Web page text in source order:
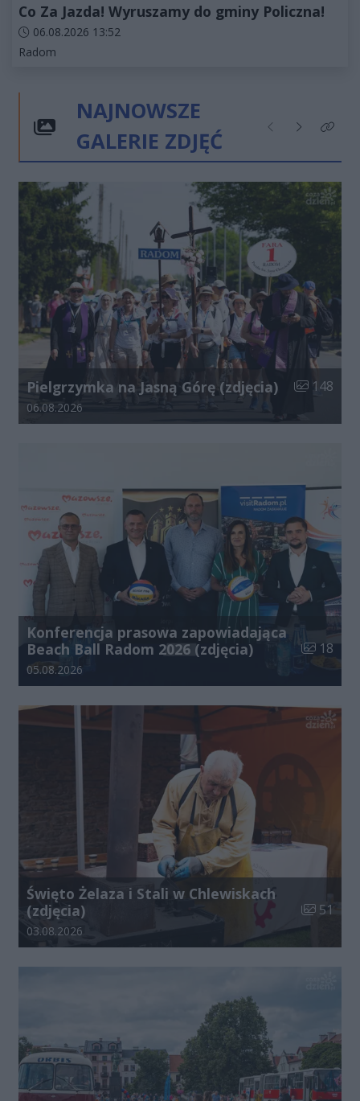
Co Za Jazda! Wyruszamy do gminy Policzna!
Data dodania artykułu:
06.08.2026 13:52
Kategorie artykułu:
Radom
NAJNOWSZE
GALERIE ZDJĘĆ
Poprzednie
NastępneKliknij
Pielgrzymka na Jasną Górę (zdjęcia) Liczba
148
Data dodania galerii:
06.08.2026
Konferencja prasowa zapowiadająca
Beach Ball Radom 2026 (zdjęcia)
Liczba
18
Data dodania galerii:
05.08.2026
Święto Żelaza i Stali w Chlewiskach
(zdjęcia)
Liczba
51
Data dodania galerii:
03.08.2026